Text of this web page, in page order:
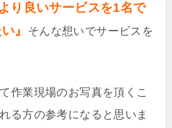
より良いサービスを1名で
』
そんな想いでサービスを
作業現場のお写真を頂くこ
る方の参考になると思いま